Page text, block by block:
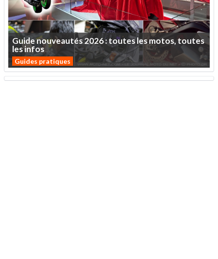
Guidenouveautés2026:touteslesmotos,toutes
lesinfos
Guides pratiques